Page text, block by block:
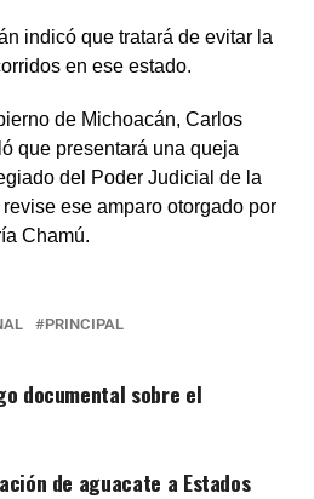
indicó que tratará de evitar la
en ese estado.
de Michoacán, Carlos
que presentará una queja
del Poder Judicial de la
ese amparo otorgado por
Chamú.
PRINCIPAL
documental sobre el
de aguacate a Estados